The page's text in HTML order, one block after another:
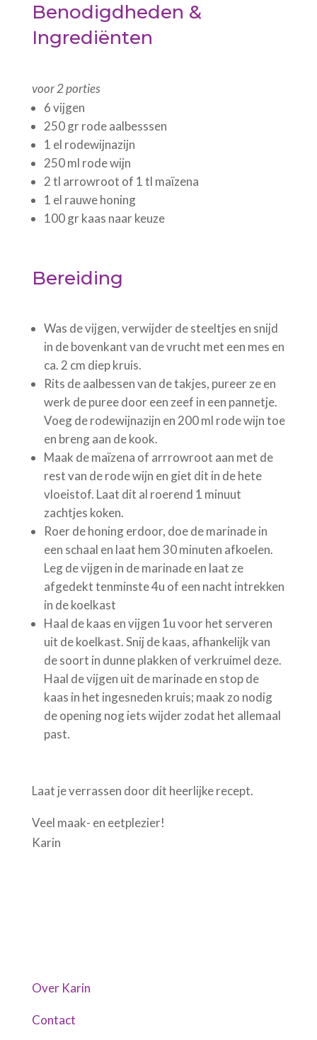
Benodigdheden &
Ingrediënten
voor 2 porties
6 vijgen
250 gr rode aalbesssen
1 el rodewijnazijn
250 ml rode wijn
2 tl arrowroot of 1 tl maïzena
1 el rauwe honing
100 gr kaas naar keuze
Bereiding
Was de vijgen, verwijder de steeltjes en snijd
in de bovenkant van de vrucht met een mes en
ca. 2 cm diep kruis.
Rits de aalbessen van de takjes, pureer ze en
werk de puree door een zeef in een pannetje.
Voeg de rodewijnazijn en 200 ml rode wijn toe
en breng aan de kook.
Maak de maïzena of arrrowroot aan met de
rest van de rode wijn en giet dit in de hete
vloeistof. Laat dit al roerend 1 minuut
zachtjes koken.
Roer de honing erdoor, doe de marinade in
een schaal en laat hem 30 minuten afkoelen.
Leg de vijgen in de marinade en laat ze
afgedekt tenminste 4u of een nacht intrekken
in de koelkast
Haal de kaas en vijgen 1u voor het serveren
uit de koelkast. Snij de kaas, afhankelijk van
de soort in dunne plakken of verkruimel deze.
Haal de vijgen uit de marinade en stop de
kaas in het ingesneden kruis; maak zo nodig
de opening nog iets wijder zodat het allemaal
past.
Laat je verrassen door dit heerlijke recept.
Veel maak- en eetplezier!
Karin
Over Karin
Contact